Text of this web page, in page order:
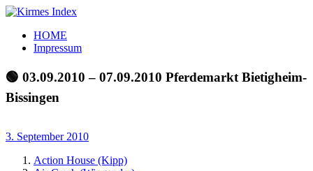
Zum
springen
Kirmes
Index
Tourpläne
der
letzten
Jahre
HOME
Impressum
🟢 03.09.2010 – 07.09.2010 Pferdemarkt Bietigheim-
Bissingen
3. September 2010
Action House (Kipp)